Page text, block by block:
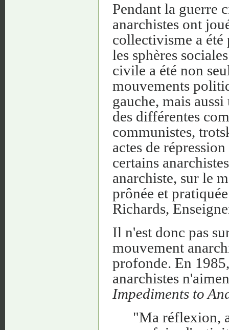
Pendant la guerre
anarchistes ont
collectivisme a été
les sphères
civile a été non
mouvements
gauche, mais
des différentes
communistes,
actes de
certains
anarchiste, sur le
prônée et
Richards,
Il n'est donc pas
mouvement
profonde. En
anarchistes
Impediments to
"Ma réflexion,